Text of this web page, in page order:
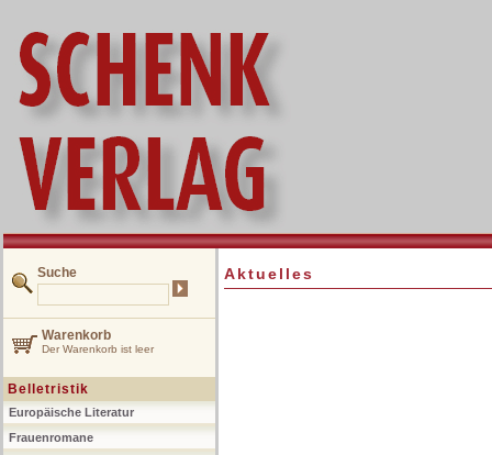
Suche
Warenkorb
Der Warenkorb ist leer
Belletristik
Europäische Literatur
Frauenromane
Aktuelles